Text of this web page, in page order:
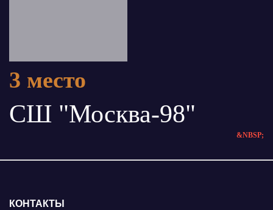
3 место
СШ "Москва-98"
&NBSP;
КОНТАКТЫ